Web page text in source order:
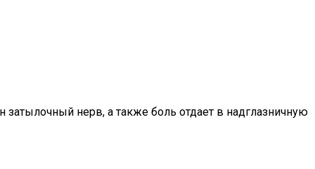
нерв, а также боль отдает в надглазничную